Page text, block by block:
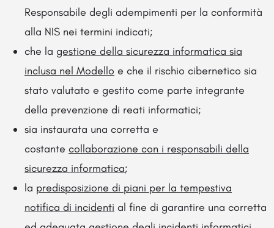
Responsabile degli adempimenti per la conformità
alla NIS nei termini indicati;
che la gestione della sicurezza informatica sia
inclusa nel Modello e che il rischio cibernetico sia
stato valutato e gestito come parte integrante
della prevenzione di reati informatici;
sia instaurata una corretta e
costante collaborazione con i responsabili della
sicurezza informatica;
la predisposizione di piani per la tempestiva
notifica di incidenti al fine di garantire una corretta